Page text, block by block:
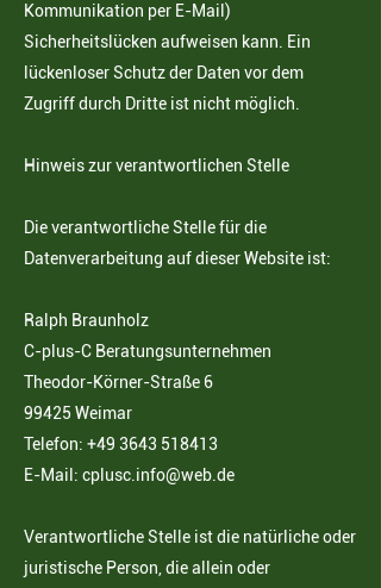
Kommunikation per E-Mail)
Sicherheitslücken aufweisen kann. Ein
lückenloser Schutz der Daten vor dem
Zugriff durch Dritte ist nicht möglich.
Hinweis zur verantwortlichen Stelle
Die verantwortliche Stelle für die
Datenverarbeitung auf dieser Website ist:
Ralph Braunholz
C-plus-C Beratungsunternehmen
Theodor-Körner-Straße 6
99425 Weimar
Telefon: +49 3643 518413
E-Mail: cplusc.info@web.de
Verantwortliche Stelle ist die natürliche oder
juristische Person, die allein oder